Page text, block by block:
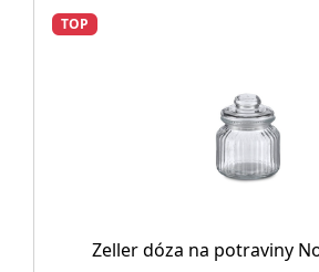
TOP
Zeller dóza na potraviny